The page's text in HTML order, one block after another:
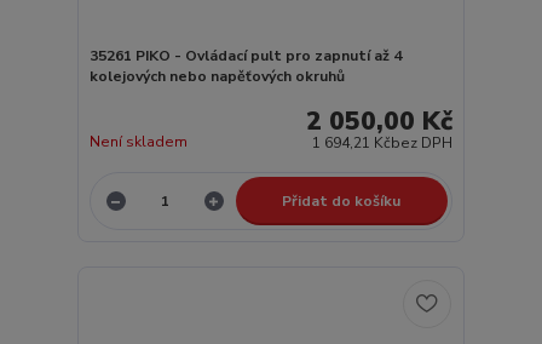
35261 PIKO - Ovládací pult pro zapnutí až 4
kolejových nebo napěťových okruhů
2 050,00 Kč
1 694,21 Kčbez DPH
Není skladem
Přidat do košíku